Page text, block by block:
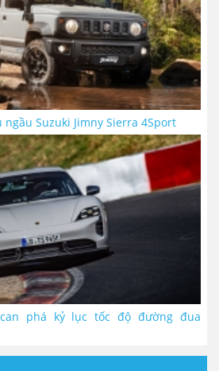
ngầu Suzuki Jimny Sierra 4Sport
phá kỷ lục tốc độ đường đua